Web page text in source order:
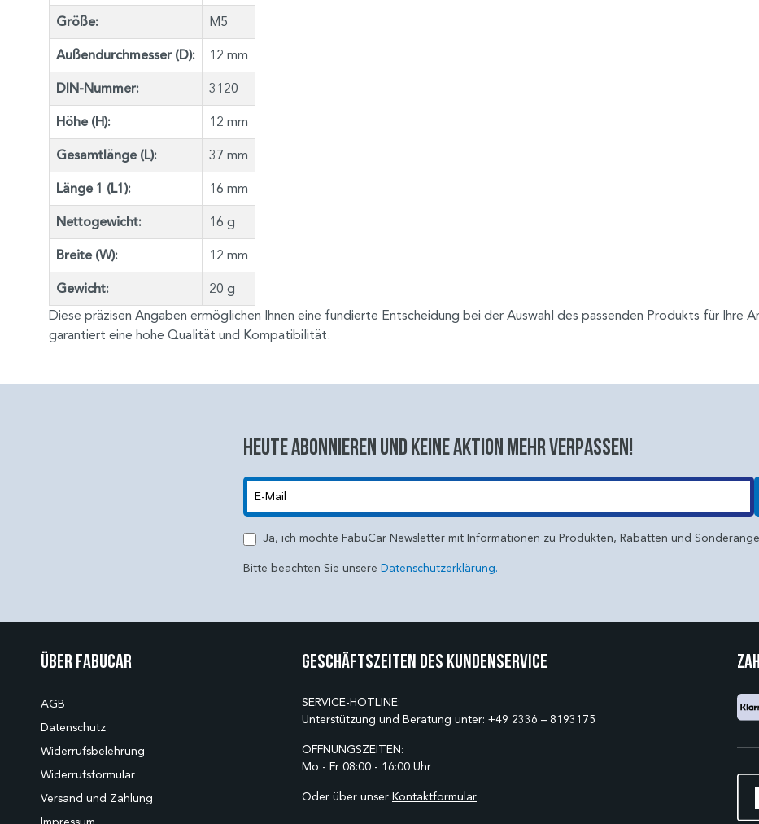
Größe: M5
Außendurchmesser (D): 12 mm
DIN-Nummer: 3120
Höhe (H): 12 mm
Gesamtlänge (L): 37 mm
Länge 1 (L1): 16 mm
Nettogewicht: 16 g
Breite (W): 12 mm
Gewicht:
20 g
Diese präzisen Angaben ermöglichen Ihnen eine fundierte Entscheidung bei der Auswahl des passenden Produkts für Ihre
garantiert eine hohe Qualität und Kompatibilität.
Heute abonnieren und keine aktion mehr verpassen!
Ja, ich möchte FabuCar Newsletter mit Informationen zu Produkten, Rabatten und
Bitte beachten Sie unsere Datenschutzerklärung.
Über Fabucar
AGB
Datenschutz
Widerrufsbelehrung
Widerrufsformular
Versand und Zahlung
Geschäftszeiten des Kundenservice
SERVICE-HOTLINE:
Unterstützung und Beratung unter: +49 2336 – 8193175
ÖFFNUNGSZEITEN:
Mo - Fr 08:00 - 16:00 Uhr
Oder über unser Kontaktformular